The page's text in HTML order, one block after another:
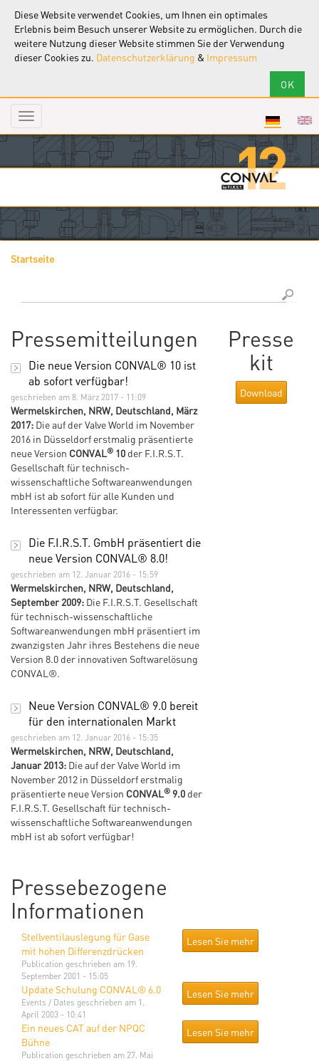
Diese Website verwendet Cookies, um Ihnen ein optimales
Erlebnis beim Besuch unserer Website zu ermöglichen. Durch die
weitere Nutzung dieser Website stimmen Sie der Verwendung
dieser Cookies zu. Datenschutzerklärung & Impressum
Toggle
navigation
Sie sind hier
Startseite
Pressemitteilungen
Die neue Version CONVAL® 10 ist
ab sofort verfügbar!
geschrieben am 8. März 2017 - 11:09
Wermelskirchen, NRW, Deutschland, März
2017: Die auf der Valve World im November
2016 in Düsseldorf erstmalig präsentierte
neue Version CONVAL® 10 der F.I.R.S.T.
Gesellschaft für technisch-
wissenschaftliche Softwareanwendungen
mbH ist ab sofort für alle Kunden und
Interessenten verfügbar.
Die F.I.R.S.T. GmbH präsentiert die
neue Version CONVAL® 8.0!
geschrieben am 12. Januar 2016 - 15:59
Wermelskirchen, NRW, Deutschland,
September 2009: Die F.I.R.S.T. Gesellschaft
für technisch-wissenschaftliche
Softwareanwendungen mbH präsentiert im
zwanzigsten Jahr ihres Bestehens die neue
Version 8.0 der innovativen Softwarelösung
CONVAL®.
Neue Version CONVAL® 9.0 bereit
für den internationalen Markt
geschrieben am 12. Januar 2016 - 15:35
Wermelskirchen, NRW, Deutschland,
Januar 2013: Die auf der Valve World im
November 2012 in Düsseldorf erstmalig
präsentierte neue Version CONVAL® 9.0 der
F.I.R.S.T. Gesellschaft für technisch-
wissenschaftliche Softwareanwendungen
mbH ist ab sofort verfügbar!
Pressebezogene
Informationen
Stellventilauslegung für Gase
mit hohen Differenzdrücken
Publication geschrieben am 19.
September 2001 - 15:05
Lesen Sie mehr
Update Schulung CONVAL® 6.0
Events / Dates geschrieben am 1.
April 2003 - 10:41
Lesen Sie mehr
Ein neues CAT auf der NPQC
Bühne
Publication geschrieben am 27. Mai
Lesen Sie mehr
Presse
kit
Download